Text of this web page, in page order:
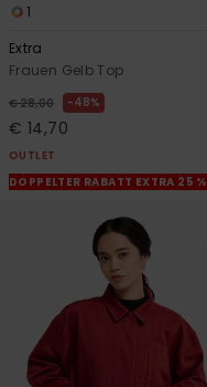
1
Extra
Frauen Gelb Top
€ 28,00 48%
€ 14,70
OUTLET
DOPPELTER RABATT EXTRA 25 %